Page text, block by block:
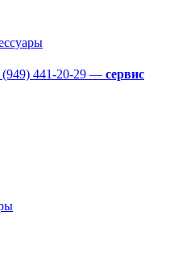
(949) 441-20-29 — сервис